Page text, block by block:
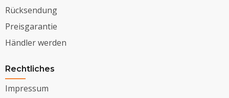
Rücksendung
Preisgarantie
Händler werden
Rechtliches
Impressum